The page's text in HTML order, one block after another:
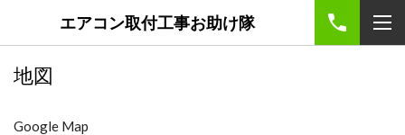
エアコン取付工事お助け隊
地図
Google Map